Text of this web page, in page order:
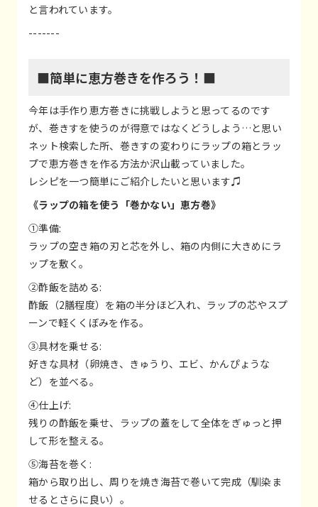
と言われています。
-------
■簡単に恵方巻きを作ろう！■
今年は手作り恵方巻きに挑戦しようと思ってるのです
が、巻きすを使うのが得意ではなくどうしよう…と思い
ネット検索した所、巻きすの変わりにラップの箱とラッ
プで恵方巻きを作る方法か沢山載っていました。
レシピを一つ簡単にご紹介したいと思います♫
《ラップの箱を使う「巻かない」恵方巻》
①準備:
ラップの空き箱の刃と芯を外し、箱の内側に大きめにラ
ップを敷く。
②酢飯を詰める:
酢飯（2膳程度）を箱の半分ほど入れ、ラップの芯やスプ
ーンで軽くくぼみを作る。
③具材を乗せる:
好きな具材（卵焼き、きゅうり、エビ、かんぴょうな
ど）を並べる。
④仕上げ:
残りの酢飯を乗せ、ラップの蓋をして全体をぎゅっと押
して形を整える。
⑤海苔を巻く:
箱から取り出し、周りを焼き海苔で巻いて完成（馴染ま
せるとさらに良い）。